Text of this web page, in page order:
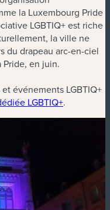
la Luxembourg Pride
LGBTIQ+ est riche
la ville ne
du drapeau arc-en-ciel
en juin.
événements LGBTIQ+
LGBTIQ+.